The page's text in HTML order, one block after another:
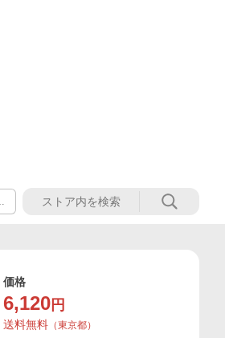
価格
6,120 円
送料無料 （東京都）